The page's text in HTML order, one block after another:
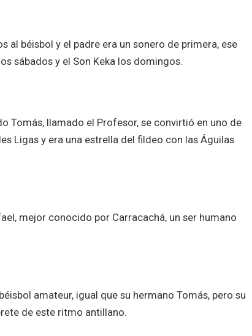
al béisbol y el padre era un sonero de primera, ese
sábados y el Son Keka los domingos.
Tomás, llamado el Profesor, se convirtió en uno de
Ligas y era una estrella del fildeo con las Águilas
mejor conocido por Carracachá, un ser humano
amateur, igual que su hermano Tomás, pero su
de este ritmo antillano.